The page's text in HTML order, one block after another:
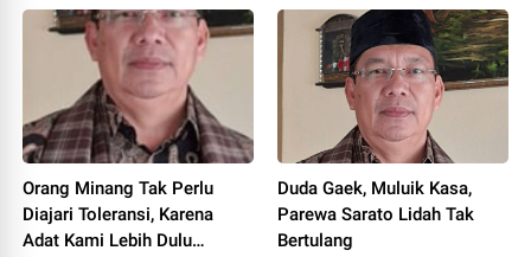
Orang Minang Tak Perlu
Diajari Toleransi, Karena
Adat Kami Lebih Dulu
Duda Gaek, Muluik Kasa,
Parewa Sarato Lidah Tak
Bertulang